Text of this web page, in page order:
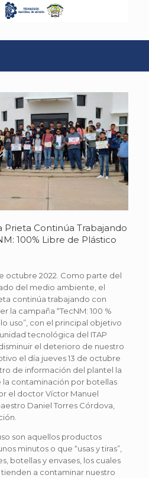
Continúa Trabajando
100% Libre de Plástico
octubre 2022. Como parte del
del medio ambiente, el
continúa trabajando con
la campaña “TecNM: 100 %
uso”, con el principal objetivo
tecnológica del ITAP
el deterioro de nuestro
el día jueves 13 de octubre
de información del plantel la
contaminación por botellas
el doctor Víctor Manuel
Daniel Torres Córdova,
son aquellos productos
minutos o que “usas y tiras”,
botellas y envases, los cuales
a contaminar nuestro